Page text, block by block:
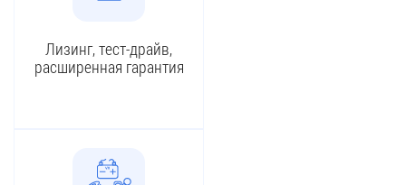
Лизинг, тест-драйв,
расширенная гарантия